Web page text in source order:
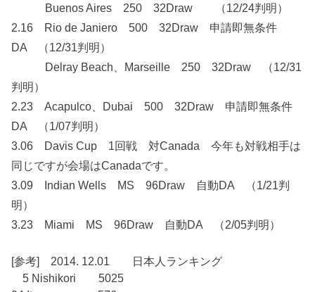
Buenos Aires 250 32Draw （12/24判明）
2.16 Rio de Janiero 500 32Draw 申請即無条件
DA （12/31判明）
Delray Beach、Marseille 250 32Draw （12/31
判明）
2.23 Acapulco、Dubai 500 32Draw 申請即無条件
DA （1/07判明）
3.06 Davis Cup 1回戦 対Canada 今年も対戦相手は
同じですが会場はCanadaです。
3.09 Indian Wells MS 96Draw 自動DA （1/21判
明）
3.23 Miami MS 96Draw 自動DA （2/05判明）
[参考] 2014. 12.01 日本人ランキング
5 Nishikori 5025